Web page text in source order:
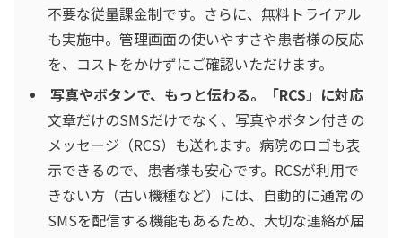
不要な従量課金制です。さらに、無料トライアル
も実施中。管理画面の使いやすさや患者様の反応
を、コストをかけずにご確認いただけます。
写真やボタンで、もっと伝わる。「RCS」に対応
文章だけのSMSだけでなく、写真やボタン付きの
メッセージ（RCS）も送れます。病院のロゴも表
示できるので、患者様も安心です。RCSが利用で
きない方（古い機種など）には、自動的に通常の
SMSを配信する機能もあるため、大切な連絡が届